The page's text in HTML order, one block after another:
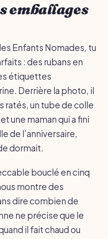
emballages
Enfants Nomades, tu
: des rubans en
étiquettes
Derrière la photo, il
ratés, un tube de colle
une maman qui a fini
de l’anniversaire,
dormait.
bouclé en cinq
montre des
dire combien de
ne précise que le
il fait chaud ou